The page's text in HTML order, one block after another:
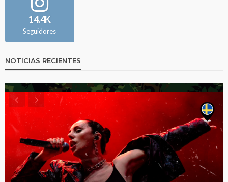
14.4K
Seguidores
NOTICIAS RECIENTES